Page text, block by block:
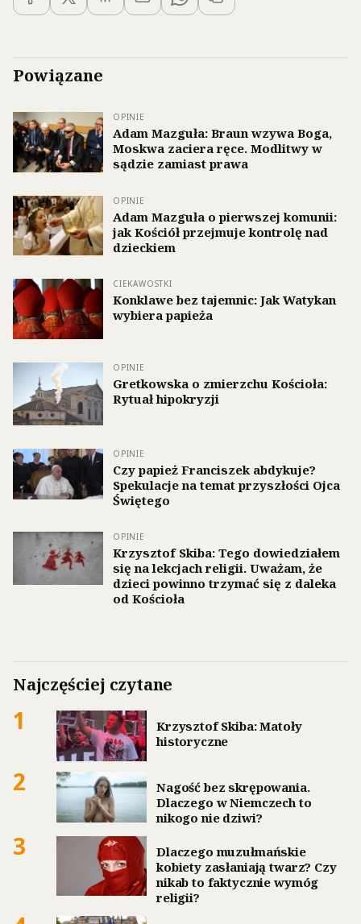
Powiązane
OPINIE
Adam Mazguła: Braun wzywa Boga,
Moskwa zaciera ręce. Modlitwy w
sądzie zamiast prawa
OPINIE
Adam Mazguła o pierwszej komunii:
jak Kościół przejmuje kontrolę nad
dzieckiem
CIEKAWOSTKI
Konklawe bez tajemnic: Jak Watykan
wybiera papieża
OPINIE
Gretkowska o zmierzchu Kościoła:
Rytuał hipokryzji
OPINIE
Czy papież Franciszek abdykuje?
Spekulacje na temat przyszłości Ojca
Świętego
OPINIE
Krzysztof Skiba: Tego dowiedziałem
się na lekcjach religii. Uważam, że
dzieci powinno trzymać się z daleka
od Kościoła
Najczęściej czytane
1
Krzysztof Skiba: Matoły
historyczne
2
Nagość bez skrępowania.
Dlaczego w Niemczech to
nikogo nie dziwi?
3
Dlaczego muzułmańskie
kobiety zasłaniają twarz? Czy
nikab to faktycznie wymóg
religii?